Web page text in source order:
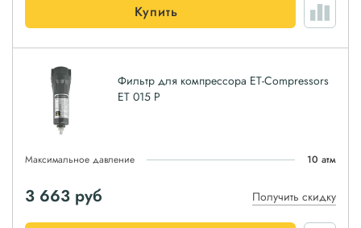
Купить
Фильтр для компрессора ET-Compressors
ET 015 P
Максимальное давление 10 атм
3 663 руб Получить скидку